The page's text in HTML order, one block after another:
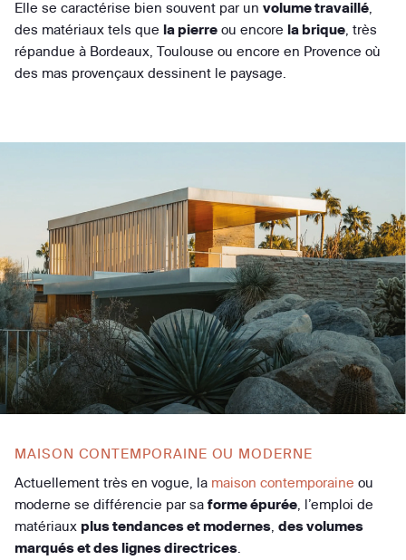
Elle se caractérise bien souvent par un volume travaillé,
des matériaux tels que la pierre ou encore la brique, très
répandue à Bordeaux, Toulouse ou encore en Provence où
des mas provençaux dessinent le paysage.
MAISON CONTEMPORAINE OU MODERNE
Actuellement très en vogue, la maison contemporaine ou
moderne se différencie par sa forme épurée, l’emploi de
matériaux plus tendances et modernes, des volumes
marqués et des lignes directrices.